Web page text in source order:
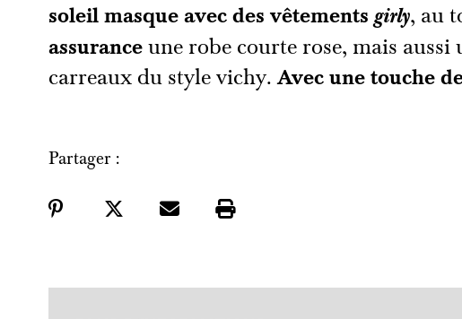
soleil masque avec des vêtements girly, au
assuranceune robe courte rose, mais aussi
carreaux du style vichy.Avec une touche
Partager :